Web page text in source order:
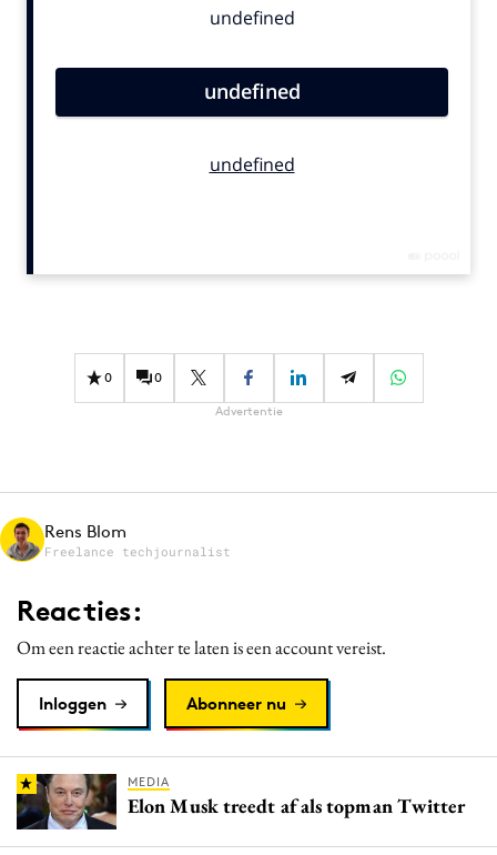
Contentmarketing
Effectiviteit
Gedragsverandering
Martech
Media
Merkstrategie
Programmatic
Purpose Marketing
Reputatie & crisis
0 0
Advertentie
Rens Blom
Freelance techjournalist
Reacties:
Om een reactie achter te laten is een account vereist.
Inloggen Abonneer nu
MEDIA
Elon Musk treedt af als topman Twitter